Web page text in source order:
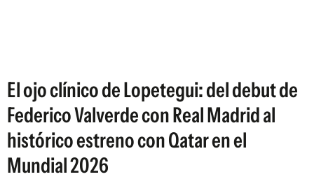
El ojo clínico de Lopetegui: del debut de
Federico Valverde con Real Madrid al
histórico estreno con Qatar en el
Mundial 2026